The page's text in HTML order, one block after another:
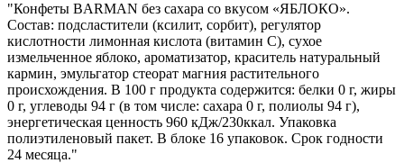
"Конфеты BARMAN без сахара со вкусом «ЯБЛОКО».
Состав: подсластители (ксилит, сорбит), регулятор
кислотности лимонная кислота (витамин С), сухое
измельченное яблоко, ароматизатор, краситель натуральный
кармин, эмульгатор стеорат магния растительного
происхождения. В 100 г продукта содержится: белки 0 г, жиры
0 г, углеводы 94 г (в том числе: сахара 0 г, полиолы 94 г),
энергетическая ценность 960 кДж/230ккал. Упаковка
полиэтиленовый пакет. В блоке 16 упаковок. Срок годности
24 месяца."